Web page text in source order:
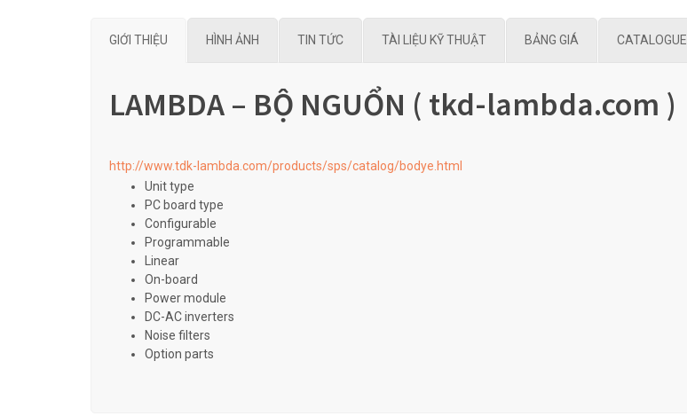
GIỚI THIỆU HÌNH ẢNH TIN TỨC TÀI LIỆU KỸ THUẬT BẢNG GIÁ CATALOGUE
LAMBDA – BỘ NGUỔN ( tkd-lambda.com )
http://www.tdk-lambda.com/products/sps/catalog/bodye.html
Unit type
PC board type
Configurable
Programmable
Linear
On-board
Power module
DC-AC inverters
Noise filters
Option parts